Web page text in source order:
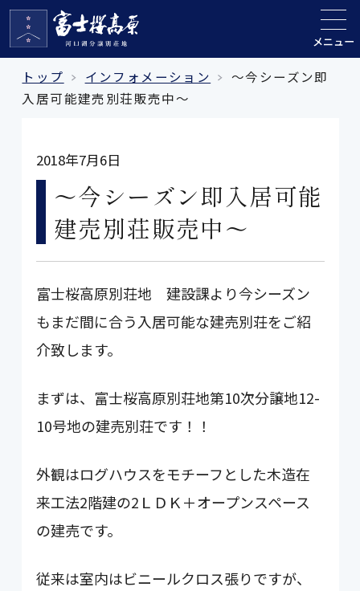
メニュー
トップ インフォメーション
～今シーズン即
入居可能建売別荘販売中～
2018年7月6日
～今シーズン即入居可能
建売別荘販売中～
富士桜高原別荘地 建設課より今シーズン
もまだ間に合う入居可能な建売別荘をご紹
介致します。
まずは、富士桜高原別荘地第10次分譲地12-
10号地の建売別荘です！！
外観はログハウスをモチーフとした木造在
来工法2階建の2ＬＤＫ＋オープンスペース
の建売です。
従来は室内はビニールクロス張りですが、